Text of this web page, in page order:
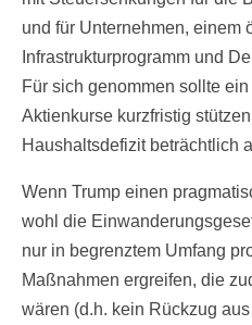
und für Unternehmen, einem
Infrastrukturprogramm und
Für sich genommen sollte
Aktienkurse kurzfristig
Haushaltsdefizit beträchtlich
Wenn Trump einen
wohl die
nur in begrenztem Umfang
Maßnahmen ergreifen, die
wären (d.h. kein Rückzug